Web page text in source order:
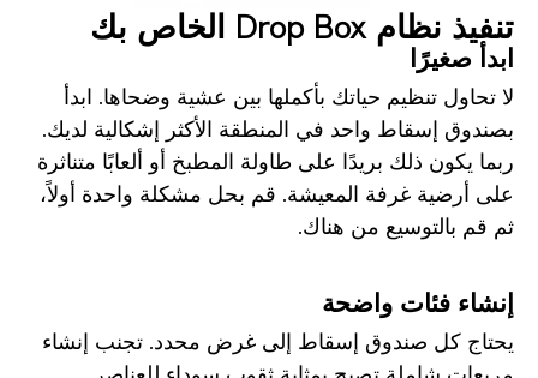
تنفيذ نظام Drop Box الخاص بك
ابدأ صغيرًا
لا تحاول تنظيم حياتك بأكملها بين عشية وضحاها. ابدأ
بصندوق إسقاط واحد في المنطقة الأكثر إشكالية لديك.
ربما يكون ذلك بريدًا على طاولة المطبخ أو ألعابًا متناثرة
على أرضية غرفة المعيشة. قم بحل مشكلة واحدة أولاً،
ثم قم بالتوسيع من هناك.
إنشاء فئات واضحة
يحتاج كل صندوق إسقاط إلى غرض محدد. تجنب إنشاء